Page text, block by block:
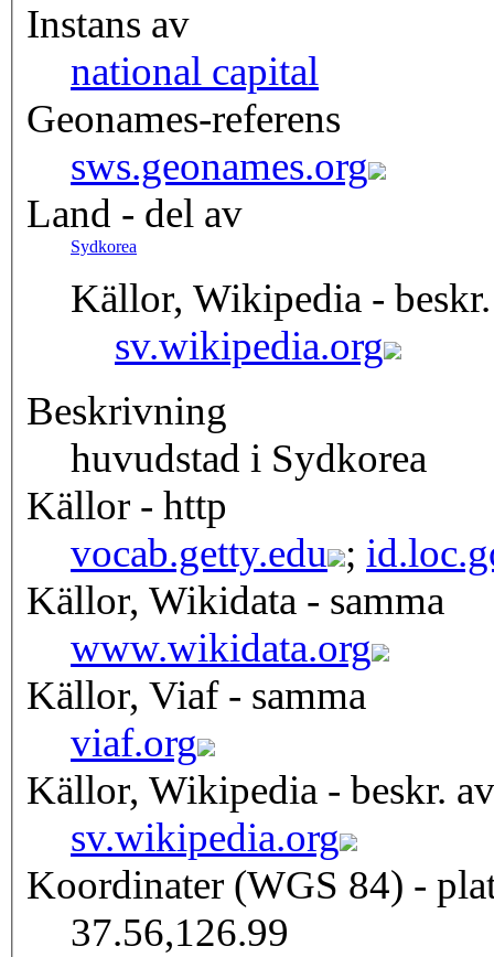
Instans av
national capital
Geonames-referens
sws.geonames.org
Land - del av
Sydkorea
Källor, Wikipedia -
sv.wikipedia.org
Beskrivning
huvudstad i Sydkorea
Källor - http
vocab.getty.edu ;
Källor, Wikidata - samma
www.wikidata.org
Källor, Viaf - samma
viaf.org
Källor, Wikipedia - beskr. av
sv.wikipedia.org
Koordinater (WGS 84) -
37.56,126.99